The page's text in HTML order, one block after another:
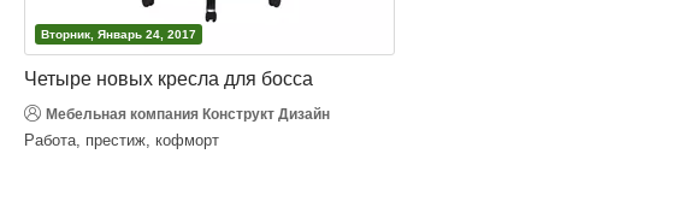
Вторник, Январь 24, 2017
Четыре новых кресла для босса
Мебельная компания Конструкт Дизайн
Работа, престиж, кофморт